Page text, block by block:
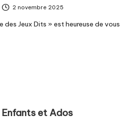
2 novembre 2025
des Jeux Dits » est heureuse de vous
et Ados